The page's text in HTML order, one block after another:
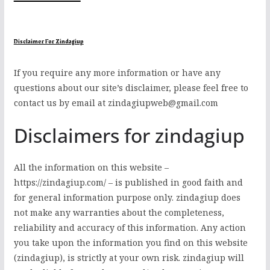
Disclaimer For Zindagiup
If you require any more information or have any
questions about our site’s disclaimer, please feel free to
contact us by email at zindagiupweb@gmail.com
Disclaimers for zindagiup
All the information on this website –
https://zindagiup.com/ – is published in good faith and
for general information purpose only. zindagiup does
not make any warranties about the completeness,
reliability and accuracy of this information. Any action
you take upon the information you find on this website
(zindagiup), is strictly at your own risk. zindagiup will